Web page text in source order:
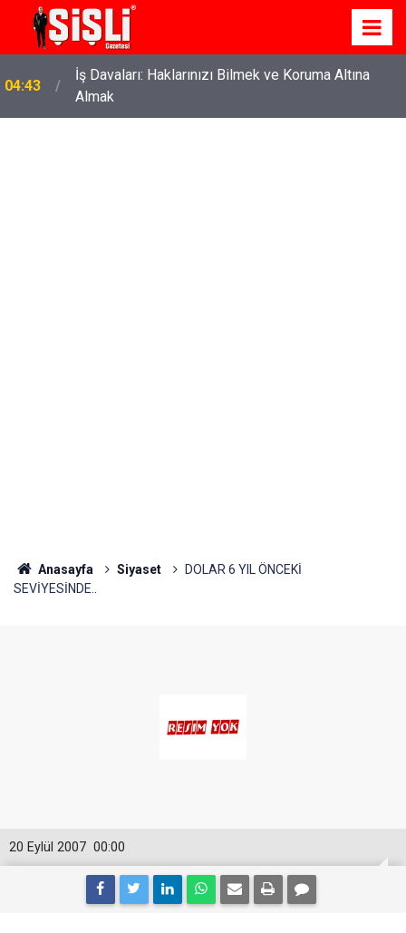
04:43
İş Davaları: Haklarınızı Bilmek ve Koruma Altına
Almak
Anasayfa Siyaset
DOLAR 6 YIL ÖNCEKİ
SEVİYESİNDE..
00:00
20 Eylül 2007